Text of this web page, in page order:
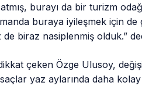
burayı da bir turizm
buraya iyileşmek için de
biraz nasiplenmiş olduk.”
çeken Özge Ulusoy,
yaz aylarında daha